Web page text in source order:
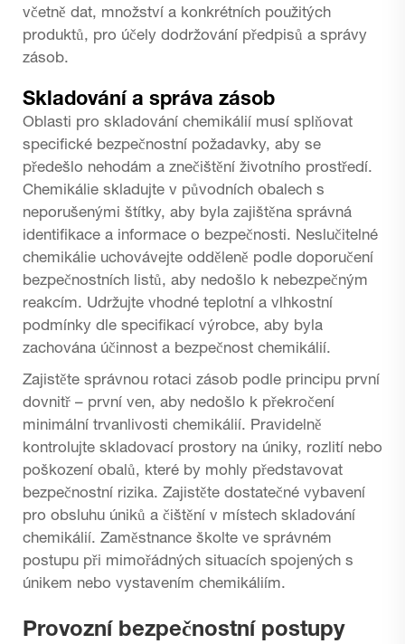
včetně dat, množství a konkrétních použitých
produktů, pro účely dodržování předpisů a správy
zásob.
Skladování a správa zásob
Oblasti pro skladování chemikálií musí splňovat
specifické bezpečnostní požadavky, aby se
předešlo nehodám a znečištění životního prostředí.
Chemikálie skladujte v původních obalech s
neporušenými štítky, aby byla zajištěna správná
identifikace a informace o bezpečnosti. Neslučitelné
chemikálie uchovávejte odděleně podle doporučení
bezpečnostních listů, aby nedošlo k nebezpečným
reakcím. Udržujte vhodné teplotní a vlhkostní
podmínky dle specifikací výrobce, aby byla
zachována účinnost a bezpečnost chemikálií.
Zajistěte správnou rotaci zásob podle principu první
dovnitř – první ven, aby nedošlo k překročení
minimální trvanlivosti chemikálií. Pravidelně
kontrolujte skladovací prostory na úniky, rozlití nebo
poškození obalů, které by mohly představovat
bezpečnostní rizika. Zajistěte dostatečné vybavení
pro obsluhu úniků a čištění v místech skladování
chemikálií. Zaměstnance školte ve správném
postupu při mimořádných situacích spojených s
únikem nebo vystavením chemikáliím.
Provozní bezpečnostní postupy